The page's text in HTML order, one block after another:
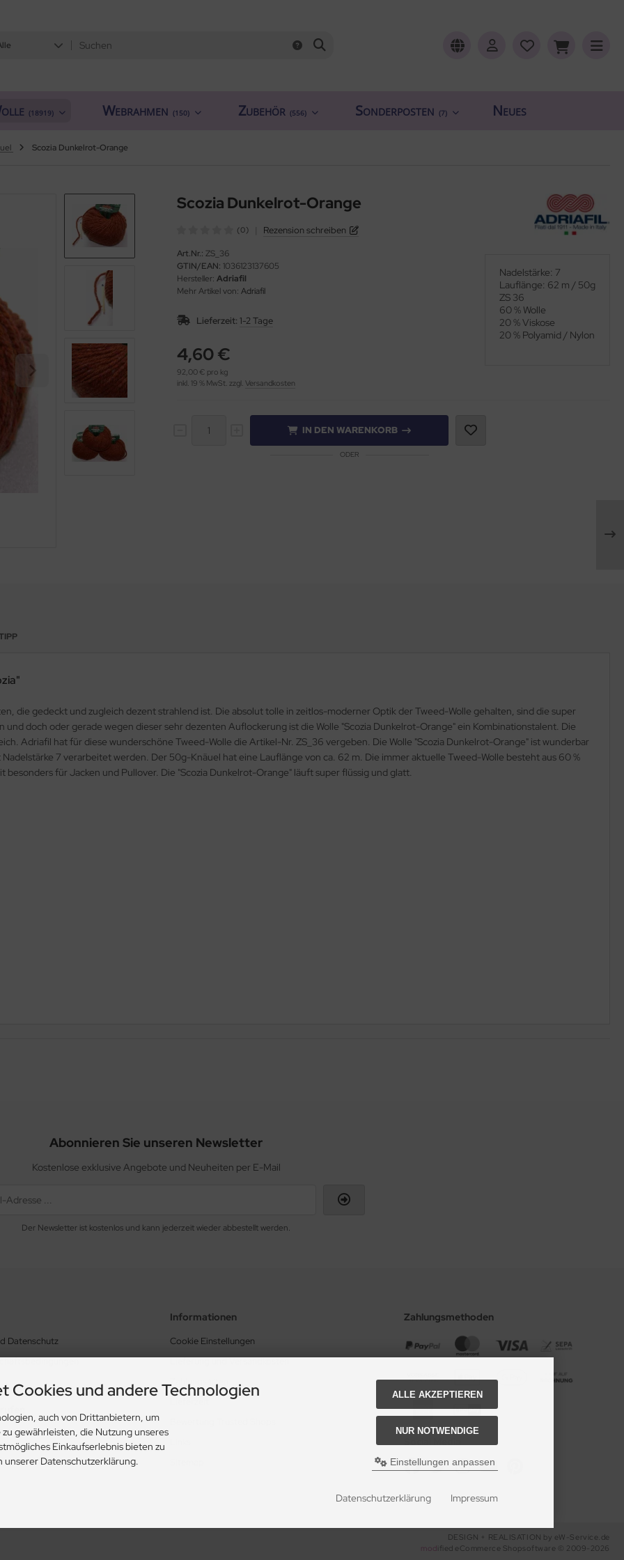
(18919) Webrahmen (150) Zubehör (556) Sonderposten (7) Neues
Scozia Dunkelrot-Orange
Scozia Dunkelrot-Orange
(0) Rezension schreiben
Art.Nr.: ZS_36
GTIN/EAN: 1036123137605
Hersteller: Adriafil
Mehr Artikel von: Adriafil
Lieferzeit: 1-2 Tage
4,60 €
92,00 € pro kg
inkl. 19 % MwSt. zzgl. Versandkosten
Nadelstärke: 7
Lauflänge: 62 m / 50g
ZS 36
60 % Wolle
20 % Viskose
20 % Polyamid / Nylon
IN DEN WARENKORB
ODER
die gedeckt und zugleich dezent strahlend ist. Die absolut tolle in zeitlos-moderner Optik der Tweed-Wolle gehalten, sind die super
doch oder gerade wegen dieser sehr dezenten Auflockerung ist die Wolle "Scozia Dunkelrot-Orange" ein Kombinationstalent. Die
Adriafil hat für diese wunderschöne Tweed-Wolle die Artikel-Nr. ZS_36 vergeben. Die Wolle "Scozia Dunkelrot-Orange" ist wunderbar
7 verarbeitet werden. Der 50g-Knäuel hat eine Lauflänge von ca. 62 m. Die immer aktuelle Tweed-Wolle besteht aus 60 %
besonders für Jacken und Pullover. Die "Scozia Dunkelrot-Orange" läuft super flüssig und glatt.
Abonnieren Sie unseren Newsletter
Kostenlose exklusive Angebote und Neuheiten per E-Mail
Der Newsletter ist kostenlos und kann jederzeit wieder abbestellt werden.
Datenschutz
Informationen
Cookie Einstellungen
Lieferung und Versandkosten
Zahlungsarten
Zahlungsmethoden
DESIGN + REALISATION by eW-Service.de
mod ified eCommerce Shopsoftware © 2009-2026
Cookies und andere Technologien
auch von Drittanbietern, um
gewährleisten, die Nutzung unseres
Einkaufserlebnis bieten zu
unserer Datenschutzerklärung.
ALLE AKZEPTIEREN
NUR NOTWENDIGE
Einstellungen anpassen
Datenschutzerklärung Impressum